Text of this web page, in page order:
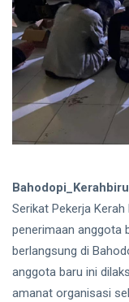
Desak
Pemerintah
Dan PT. ITSS
2026
ORGANISASI
Aliansi Serikat
Pekerja/
Buruh
ASPIRASI
Dengan
PEMDA
13 Apr,
2026
pandangan
ORGANISASI
FSP Kerah
Biru-SPSI
Morowali
Damai
13
Apr,
843
pandangan
LIFESTYLE
5R Langkah
Awal
Serikat Pekerja
penerimaan anggota
berlangsung di
anggota baru ini
amanat organisasi